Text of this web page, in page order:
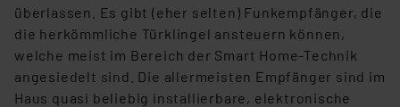
überlassen. Es gibt (eher selten) Funkempfänger, die
die herkömmliche Türklingel ansteuern können,
welche meist im Bereich der Smart Home-Technik
angesiedelt sind. Die allermeisten Empfänger sind im
Haus quasi beliebig installierbare, elektronische